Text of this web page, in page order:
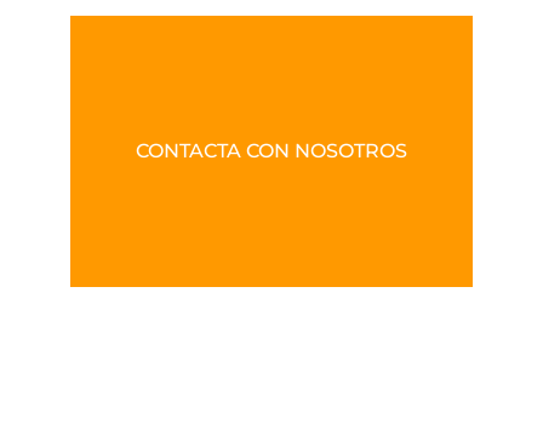
CONTACTA CON NOSOTROS